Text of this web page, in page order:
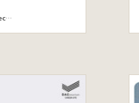
http://www.takanofoods.co.jp/company/recruite/shinsotsu/